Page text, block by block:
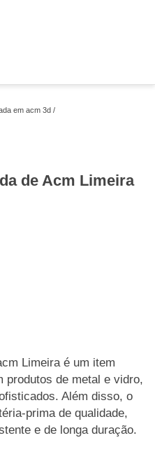
em acm 3d
de Acm Limeira
Limeira é um item
produtos de metal e vidro,
Além disso, o
prima de qualidade,
e de longa duração.